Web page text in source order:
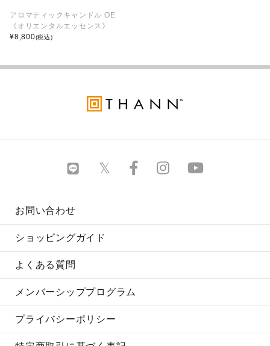
アロマティックキャンドル OE
《オリエンタルエッセンス》
¥8,800(税込)
お問い合わせ
ショッピングガイド
よくある質問
メンバーシッププログラム
プライバシーポリシー